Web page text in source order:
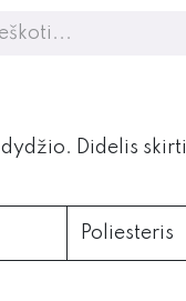
Didelis
Poliesteris